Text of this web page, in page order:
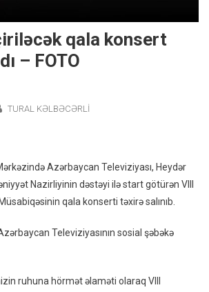
qala konsert
– FOTO
TURAL KƏLBƏCƏRLİ
Azərbaycan Televiziyası, Heydər
Nazirliyinin dəstəyi ilə start götürən VIII
qala konserti təxirə salınıb.
Televiziyasının sosial şəbəkə
ruhuna hörmət əlaməti olaraq VIII